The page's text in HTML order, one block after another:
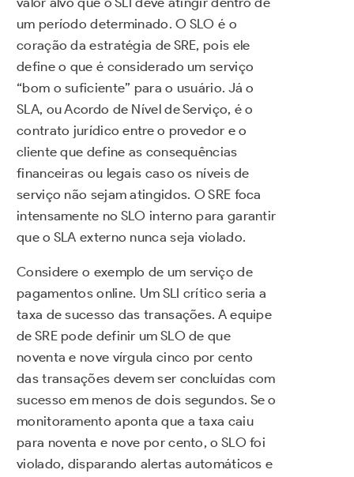
um período determinado. O SLO é o
coração da estratégia de SRE, pois ele
define o que é considerado um serviço
“bom o suficiente” para o usuário. Já o
SLA, ou Acordo de Nível de Serviço, é o
contrato jurídico entre o provedor e o
cliente que define as consequências
financeiras ou legais caso os níveis de
serviço não sejam atingidos. O SRE foca
intensamente no SLO interno para garantir
que o SLA externo nunca seja violado.
Considere o exemplo de um serviço de
pagamentos online. Um SLI crítico seria a
taxa de sucesso das transações. A equipe
de SRE pode definir um SLO de que
noventa e nove vírgula cinco por cento
das transações devem ser concluídas com
sucesso em menos de dois segundos. Se o
monitoramento aponta que a taxa caiu
para noventa e nove por cento, o SLO foi
violado, disparando alertas automáticos e